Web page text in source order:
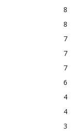
8
8
7
7
7
6
4
4
3